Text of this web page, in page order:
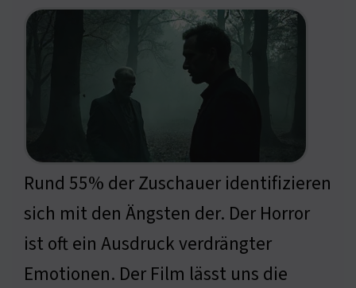
Rund 55% der Zuschauer identifizieren
sich mit den Ängsten der. Der Horror
ist oft ein Ausdruck verdrängter
Emotionen. Der Film lässt uns die